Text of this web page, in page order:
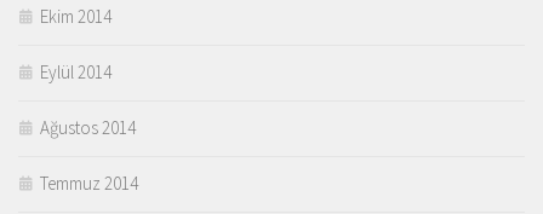
Ekim 2014
Eylül 2014
Ağustos 2014
Temmuz 2014